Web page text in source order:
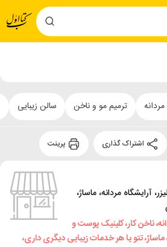
ترمیم مو و ناخن سالن زیبایی
آرایشگاه مردانه، ماساژ،
ناخن کار، کلینیک پوست و
ماساژ، تتو یا هر خدمات زیبایی دیگری داری،